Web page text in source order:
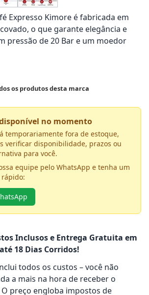
Expresso Kimore é fabricada em
o que garante elegância e
pressão de 20 Bar e um moedor
os produtos desta marca
no momento
temporariamente fora de estoque,
verificar disponibilidade, prazos ou
para você.
equipe pelo WhatsApp e tenha um
Inclusos e Entrega Gratuita em
até 18 Dias Corridos!
todos os custos – você não
a mais na hora de receber o
preço engloba impostos de